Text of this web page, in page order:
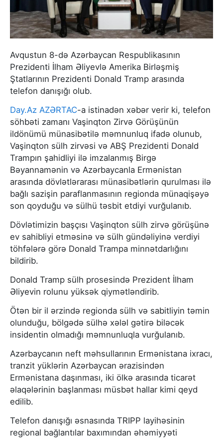
Avqustun 8-də Azərbaycan Respublikasının
Prezidenti İlham Əliyevlə Amerika Birləşmiş
Ştatlarının Prezidenti Donald Tramp arasında
telefon danışığı olub.
Day.Az AZƏRTAC-a istinadən xəbər verir ki, telefon
söhbəti zamanı Vaşinqton Zirvə Görüşünün
ildönümü münasibətilə məmnunluq ifadə olunub,
Vaşinqton sülh zirvəsi və ABŞ Prezidenti Donald
Trampın şahidliyi ilə imzalanmış Birgə
Bəyannamənin və Azərbaycanla Ermənistan
arasında dövlətlərarası münasibətlərin qurulması ilə
bağlı sazişin paraflanmasının regionda münaqişəyə
son qoyduğu və sülhü təsbit etdiyi vurğulanıb.
Dövlətimizin başçısı Vaşinqton sülh zirvə görüşünə
ev sahibliyi etməsinə və sülh gündəliyinə verdiyi
töhfələrə görə Donald Trampa minnətdarlığını
bildirib.
Donald Tramp sülh prosesində Prezident İlham
Əliyevin rolunu yüksək qiymətləndirib.
Ötən bir il ərzində regionda sülh və sabitliyin təmin
olunduğu, bölgədə sülhə xələl gətirə biləcək
insidentin olmadığı məmnunluqla vurğulanıb.
Azərbaycanın neft məhsullarının Ermənistana ixracı,
tranzit yüklərin Azərbaycan ərazisindən
Ermənistana daşınması, iki ölkə arasında ticarət
əlaqələrinin başlanması müsbət hallar kimi qeyd
edilib.
Telefon danışığı əsnasında TRIPP layihəsinin
regional bağlantılar baxımından əhəmiyyəti